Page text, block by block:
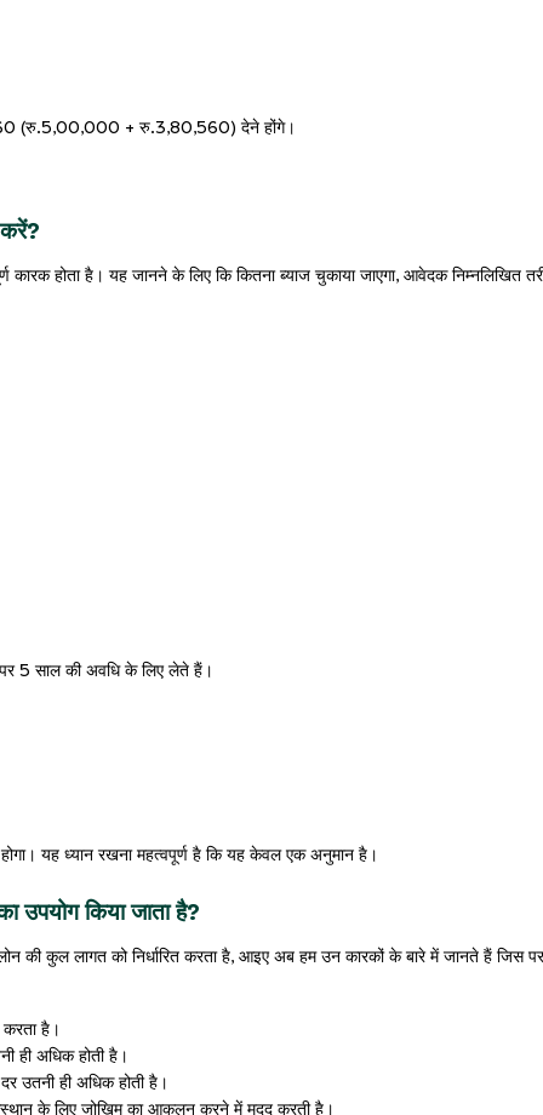
(रु.5,00,000 + रु.3,80,560) देने होंगे।
होता है। यह जानने के लिए कि कितना ब्याज चुकाया जाएगा, आवेदक निम्नलिखित
पर 5 साल की अवधि के लिए लेते हैं।
यह ध्यान रखना महत्वपूर्ण है कि यह केवल एक अनुमान है।
उपयोग किया जाता है?
की कुल लागत को निर्धारित करता है, आइए अब हम उन कारकों के बारे में जानते हैं जिस पर
है।
ही अधिक होती है।
उतनी ही अधिक होती है।
के लिए जोखिम का आकलन करने में मदद करती है।